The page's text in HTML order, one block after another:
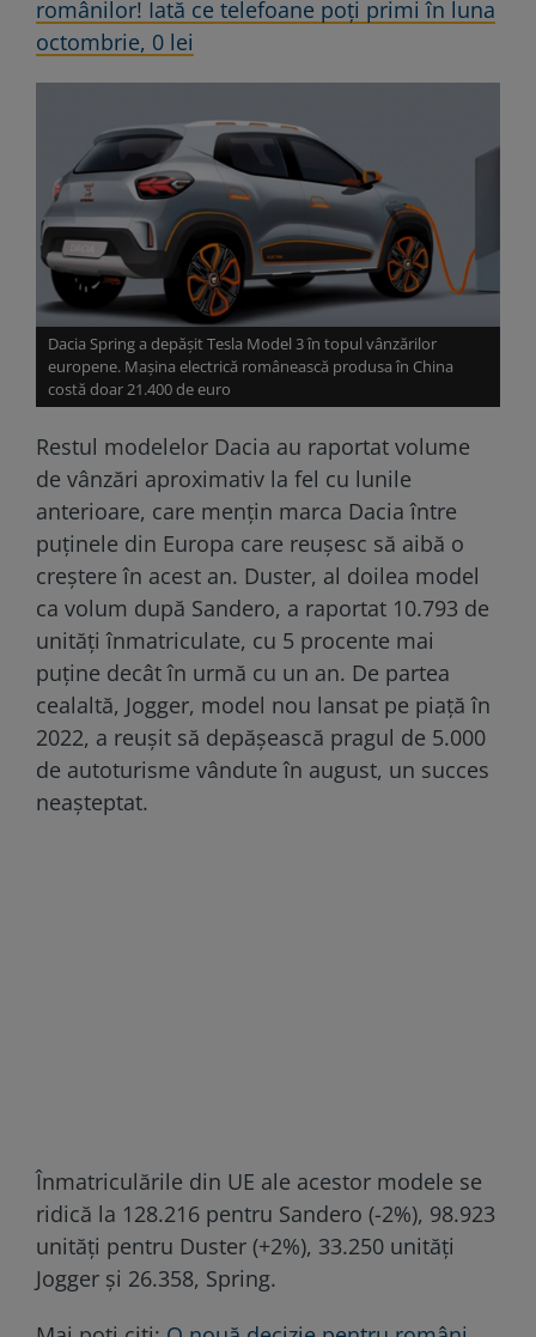
românilor! Iată ce telefoane poți primi în luna
octombrie, 0 lei
Dacia Spring a depășit Tesla Model 3 în topul vânzărilor
europene. Mașina electrică românească produsa în China
costă doar 21.400 de euro
Restul modelelor Dacia au raportat volume
de vânzări aproximativ la fel cu lunile
anterioare, care mențin marca Dacia între
puținele din Europa care reușesc să aibă o
creștere în acest an. Duster, al doilea model
ca volum după Sandero, a raportat 10.793 de
unități înmatriculate, cu 5 procente mai
puține decât în urmă cu un an. De partea
cealaltă, Jogger, model nou lansat pe piață în
2022, a reușit să depășească pragul de 5.000
de autoturisme vândute în august, un succes
neașteptat.
Înmatriculările din UE ale acestor modele se
ridică la 128.216 pentru Sandero (-2%), 98.923
unități pentru Duster (+2%), 33.250 unități
Jogger și 26.358, Spring.